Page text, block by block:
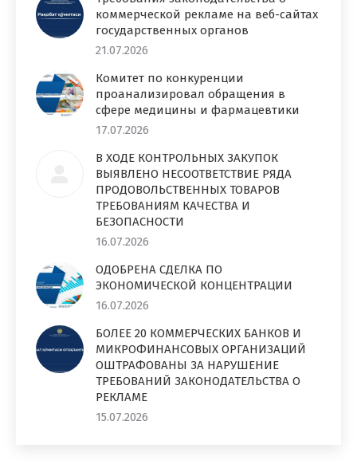
коммерческой рекламе на веб-сайтах
государственных органов
21.07.2026
Комитет по конкуренции
проанализировал обращения в
сфере медицины и фармацевтики
17.07.2026
В ХОДЕ КОНТРОЛЬНЫХ ЗАКУПОК
ВЫЯВЛЕНО НЕСООТВЕТСТВИЕ РЯДА
ПРОДОВОЛЬСТВЕННЫХ ТОВАРОВ
ТРЕБОВАНИЯМ КАЧЕСТВА И
БЕЗОПАСНОСТИ
16.07.2026
ОДОБРЕНА СДЕЛКА ПО
ЭКОНОМИЧЕСКОЙ КОНЦЕНТРАЦИИ
16.07.2026
БОЛЕЕ 20 КОММЕРЧЕСКИХ БАНКОВ И
МИКРОФИНАНСОВЫХ ОРГАНИЗАЦИЙ
ОШТРАФОВАНЫ ЗА НАРУШЕНИЕ
ТРЕБОВАНИЙ ЗАКОНОДАТЕЛЬСТВА О
РЕКЛАМЕ
15.07.2026